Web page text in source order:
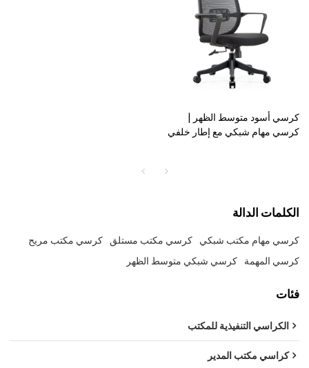
كرسي أسود متوسط الظهر |
كرسي مهام شبكي مع إطار خلفي
الكلمات الدالة
كرسي مهام مكتب شبكي كرسي مكتب مستلق
كرسي مكتب مريح
كرسي المهمة
كرسي شبكي متوسط الظهر
فئات
الكراسي التنفيذية للمكتب
كراسي مكتب المدير